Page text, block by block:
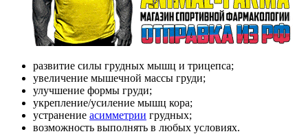
развитие силы грудных мышц и трицепса;
увеличение мышечной массы груди;
улучшение формы груди;
укрепление/усиление мышц кора;
устранение асимметрии грудных;
возможность выполнять в любых условиях.